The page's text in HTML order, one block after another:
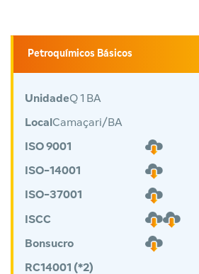
Petroquímicos Básicos
UnidadeQ 1 BA
Local Camaçari/BA
ISO 9001
ISO-14001
ISO-37001
ISCC
Bonsucro
RC14001 (*2)